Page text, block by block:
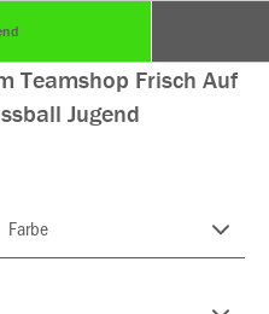
Teamshop Frisch Auf
Jugend
Farbe